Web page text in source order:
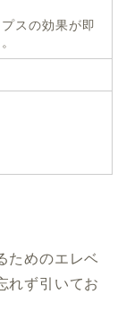
スの効果が即
ためのエレベ
れず引いてお